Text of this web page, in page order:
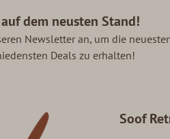
dem neusten Stand!
Newsletter an, um die
Deals zu erhalten!
Soof